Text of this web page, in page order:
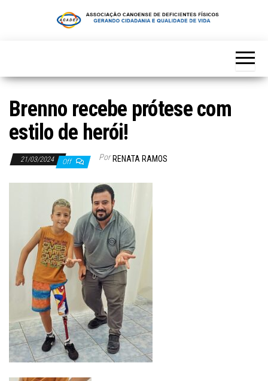
Brenno recebe prótese com
estilo de herói!
21/03/2024 Off Por RENATA RAMOS